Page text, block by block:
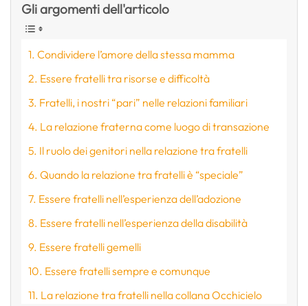
Gli argomenti dell'articolo
Condividere l’amore della stessa mamma
Essere fratelli tra risorse e difficoltà
Fratelli, i nostri “pari” nelle relazioni familiari
La relazione fraterna come luogo di transazione
Il ruolo dei genitori nella relazione tra fratelli
Quando la relazione tra fratelli è “speciale”
Essere fratelli nell’esperienza dell’adozione
Essere fratelli nell’esperienza della disabilità
Essere fratelli gemelli
Essere fratelli sempre e comunque
La relazione tra fratelli nella collana Occhicielo